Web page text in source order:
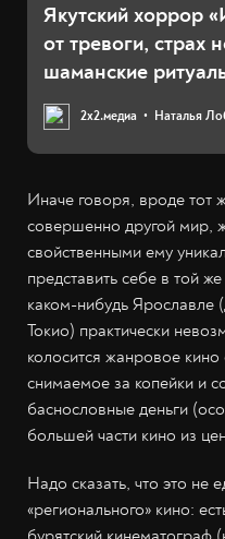
Якутский хоррор
от тревоги, страх
шаманские
2х2.медиа Наталья
Иначе говоря, вроде тот
совершенно другой мир,
свойственными ему
представить себе в той
каком-нибудь
Токио) практически
колосится жанровое
снимаемое за копейки и
баснословные деньги
большей части кино из
Надо сказать, что это не
«регионального» кино: